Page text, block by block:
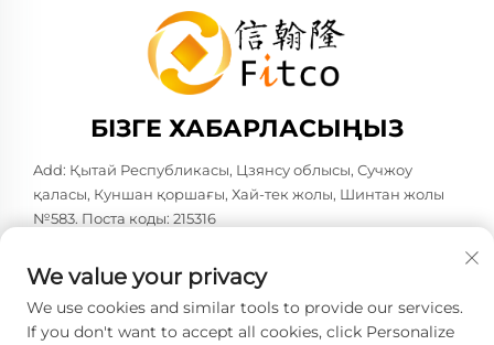
БІЗГЕ ХАБАРЛАСЫҢЫЗ
Add: Қытай Республикасы, Цзянсу облысы, Сучжоу
қаласы, Куншан қоршағы, Хай-тек жолы, Шинтан жолы
№583. Поста коды: 215316
Электрондық пошта:
[email protected]
We value your privacy
We use cookies and similar tools to provide our services.
If you don't want to accept all cookies, click Personalize